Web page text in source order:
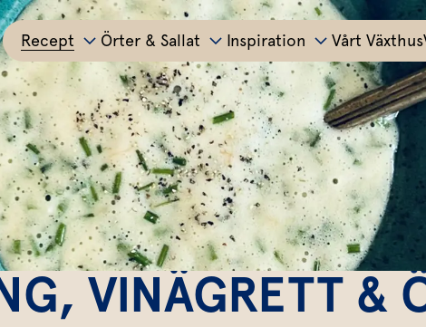
Recept
Tillbehör
Potatis
Grönsaker
Äggrätter
Bröd & mackor
Huvudrätter
Pasta
Pizza
Sallad
Soppa
Kyckling
Kött
Örter & Sallat
Allt om färska örter
Basilika
Koriander
Mynta
Dill
Salvia
Dragon
Rosmarin
Mejram
Inspiration
Matinspiration
Bästa peston
Lyckas med aioli
Mumsig majonnäs
Godaste dippen
Sväng ihop en
All världens röror
Vårt Växthus
VINÄGRETT &